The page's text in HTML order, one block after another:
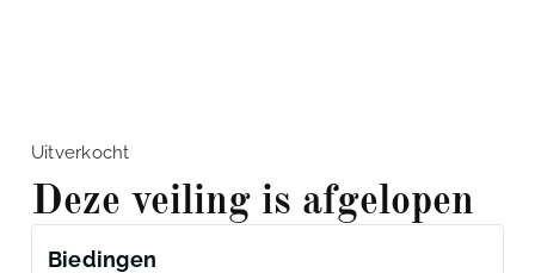
Uitverkocht
Deze veiling is afgelopen
Biedingen